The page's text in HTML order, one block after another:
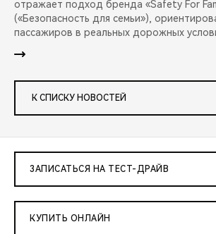
отражает подход бренда «Safety For
(«Безопасность для семьи»),
пассажиров в реальных дорожных
К СПИСКУ НОВОСТЕЙ
ЗАПИСАТЬСЯ НА ТЕСТ-ДРАЙВ
КУПИТЬ ОНЛАЙН